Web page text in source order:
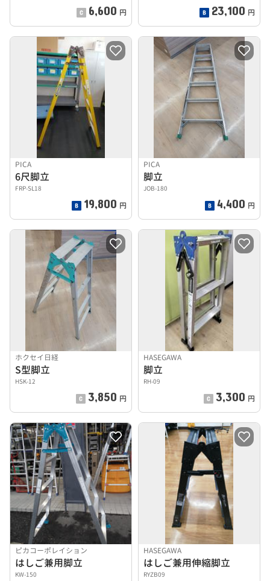
6,600 円 23,100 円
PICA
6尺脚立
FRP-SL18
19,800 円
PICA
脚立
JOB-180
4,400 円
ホクセイ日経
S型脚立
HSK-12
3,850 円
HASEGAWA
脚立
RH-09
3,300 円
ピカコーポレイション
はしご兼用脚立
KW-150
HASEGAWA
はしご兼用伸縮脚立
RYZB09